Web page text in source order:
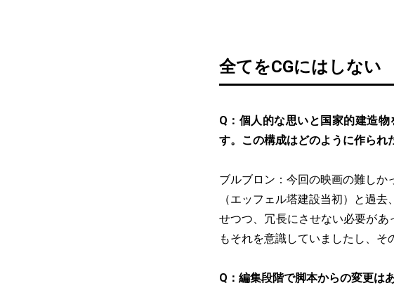
全てをCGにはしない
Q：個人的な思いと国家的建造
す。この構成はどのように作られ
ブルブロン：今回の映画の難し
（エッフェル塔建設当初）と過
せつつ、冗長にさせない必要があ
もそれを意識していましたし、そ
Q：編集段階で脚本からの変更は